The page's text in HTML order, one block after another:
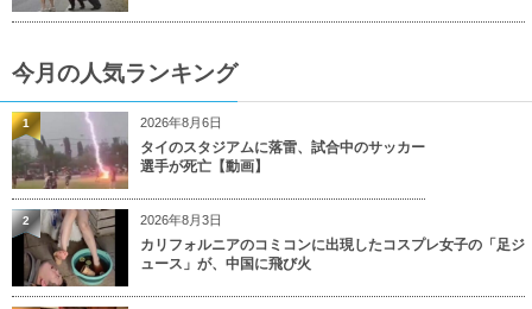
今月の人気ランキング
2026年8月6日
タイのスタジアムに落雷、試合中のサッカー
選手が死亡【動画】
1
2026年8月3日
カリフォルニアのコミコンに出現したコスプレ女子の「足ジ
ュース」が、中国に飛び火
2